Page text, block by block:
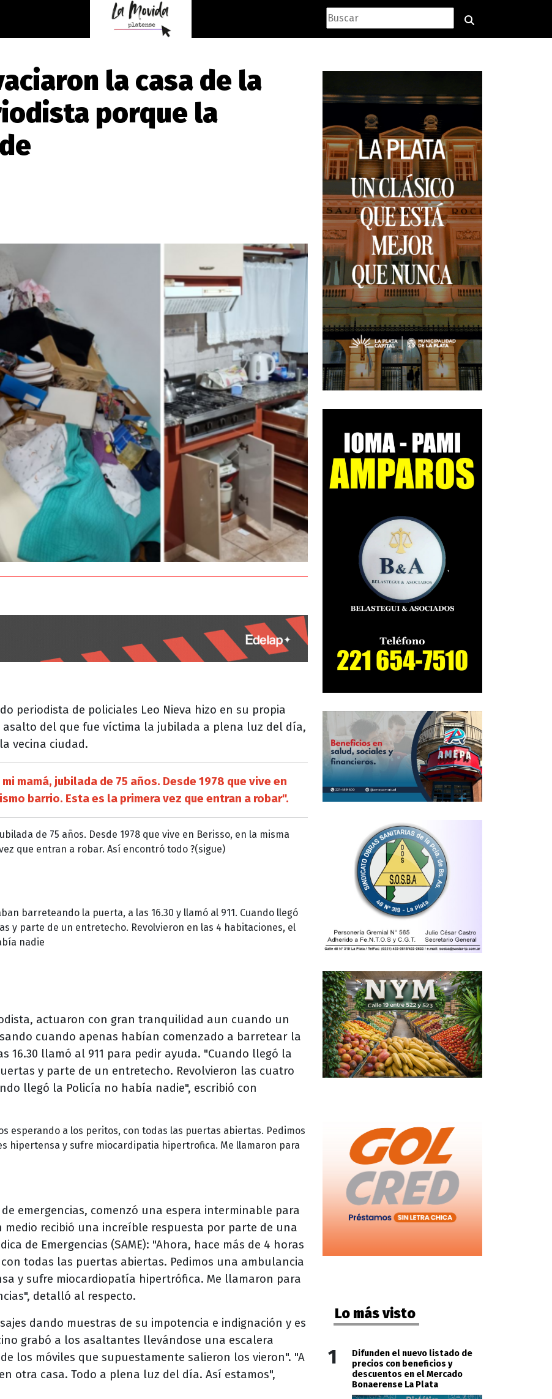
la casa de la
porque la
periodista de policiales Leo Nieva hizo en su propia
del que fue víctima la jubilada a plena luz del día,
vecina ciudad.
mamá, jubilada de 75 años. Desde 1978 que vive en
barrio. Esta es la primera vez que entran a robar".
de 75 años. Desde 1978 que vive en Berisso, en la misma
que entran a robar. Así encontró todo ?(sigue)
barreteando la puerta, a las 16.30 y llamó al 911. Cuando llegó
y parte de un entretecho. Revolvieron en las 4 habitaciones, el
nadie
actuaron con gran tranquilidad aun cuando un
cuando apenas habían comenzado a barretear la
16.30 llamó al 911 para pedir ayuda. "Cuando llegó la
y parte de un entretecho. Revolvieron las cuatro
llegó la Policía no había nadie", escribió con
esperando a los peritos, con todas las puertas abiertas. Pedimos
hipertensa y sufre miocardipatia hipertrofica. Me llamaron para
emergencias, comenzó una espera interminable para
recibió una increíble respuesta por parte de una
de Emergencias (SAME): "Ahora, hace más de 4 horas
todas las puertas abiertas. Pedimos una ambulancia
y sufre miocardiopatía hipertrófica. Me llamaron para
detalló al respecto.
dando muestras de su impotencia e indignación y es
grabó a los asaltantes llevándose una escalera
los móviles que supuestamente salieron los vieron". "A
otra casa. Todo a plena luz del día. Así estamos",
Lo más visto
1
Difunden el nuevo listado de
precios con beneficios y
descuentos en el Mercado
Bonaerense La Plata